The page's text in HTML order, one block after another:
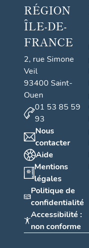
RÉGION
ÎLE-DE-
FRANCE
2, rue Simone
Veil
93400 Saint-
Ouen
01 53 85 59
93
Nous
contacter
Aide
Mentions
légales
Politique de
confidentialité
Accessibilité :
non conforme